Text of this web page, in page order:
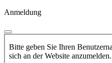
Anmeldung